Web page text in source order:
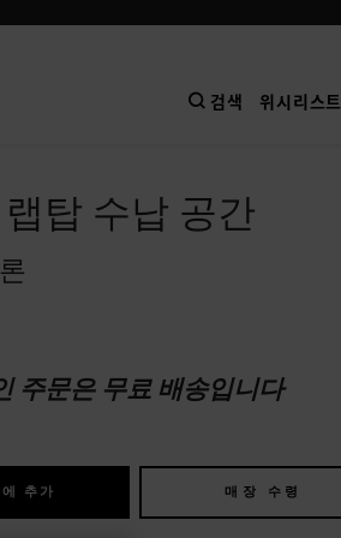
검색 위시리스트
탑 수납 공간
주문은 무료 배송입니다
추가 매장 수령